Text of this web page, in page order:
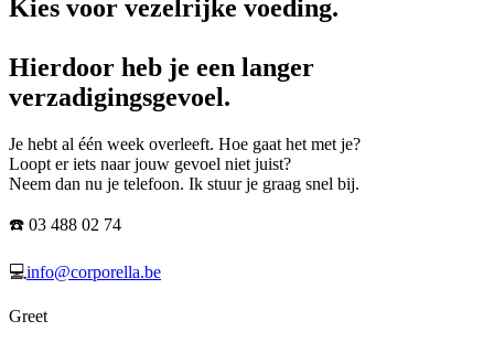
Kies voor vezelrijke voeding.
Hierdoor heb je een langer
verzadigingsgevoel.
Je hebt al één week overleeft. Hoe gaat het met je?
Loopt er iets naar jouw gevoel niet juist?
Neem dan nu je telefoon. Ik stuur je graag snel bij.
☎️ 03 488 02 74
💻info@corporella.be
Greet